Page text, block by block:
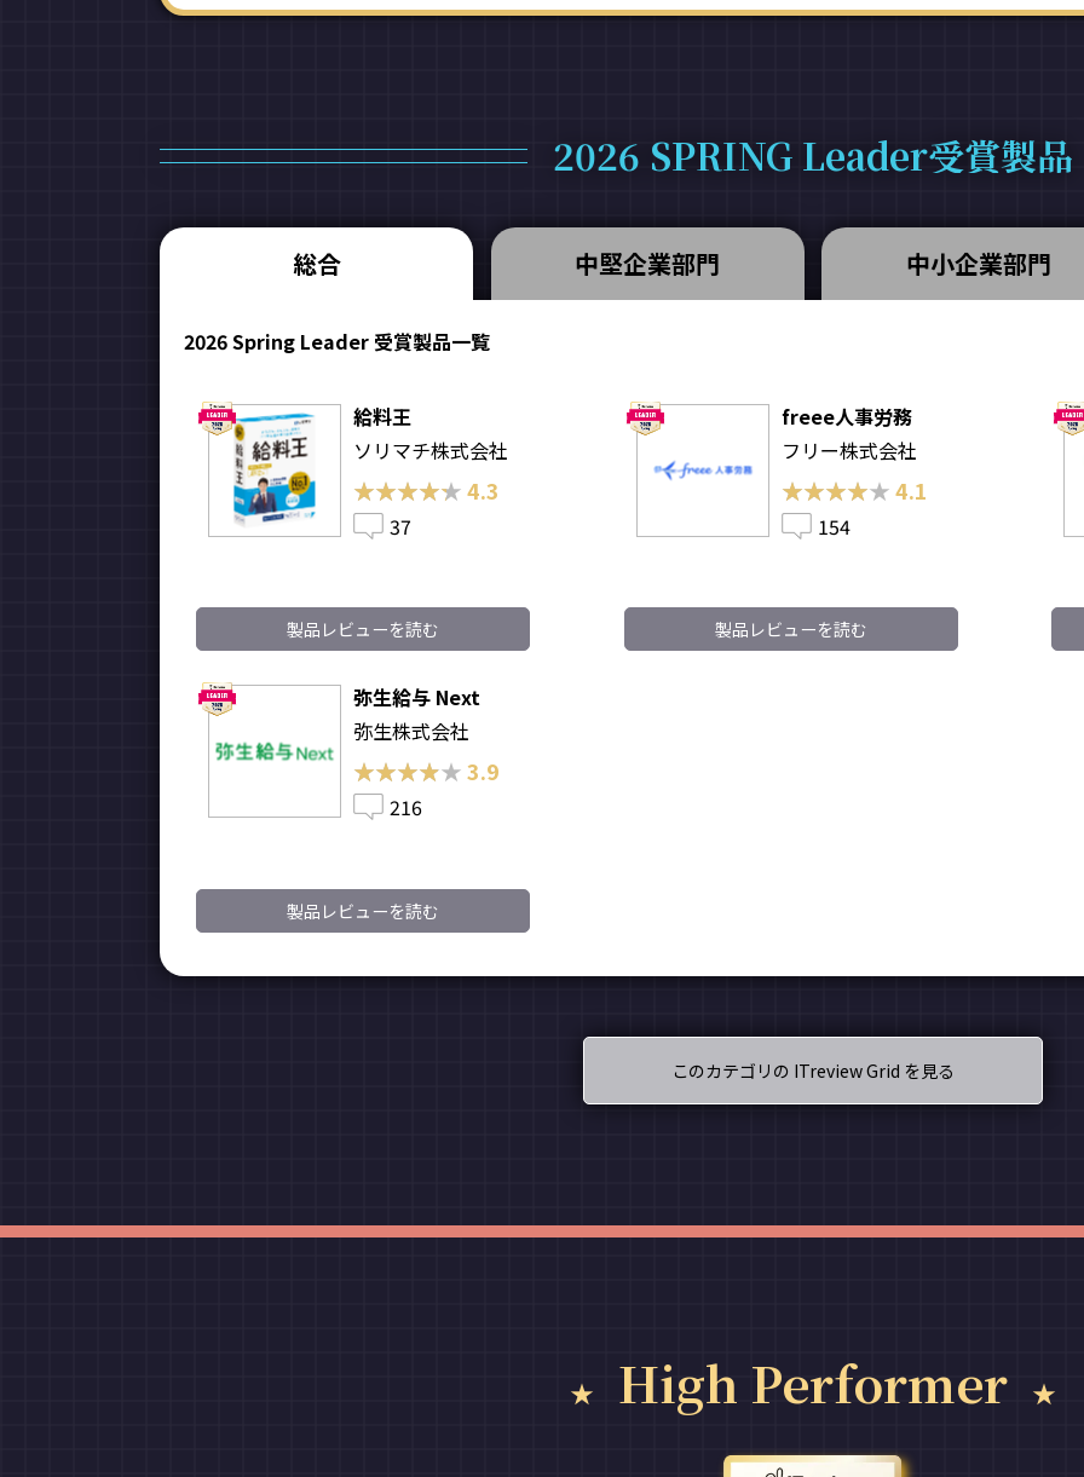
2026 SPRING Leader受賞製品
総合 中堅企業部門 中小企業部門
2026 Spring Leader 受賞製品一覧
給料王
ソリマチ株式会社
★★★★★
★★★★★4.3
37
製品レビューを読む
freee人事労務
フリー株式会社
★★★★★
★★★★★4.1
154
製品レビューを読む
弥生給与 Next
弥生株式会社
★★★★★
★★★★★3.9
216
製品レビューを読む
このカテゴリの ITreview Grid を見る
High Performer